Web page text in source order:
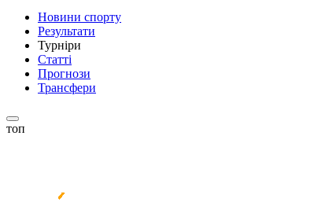
Новини спорту
Результати
Турніри
Статті
Прогнози
Трансфери
топ